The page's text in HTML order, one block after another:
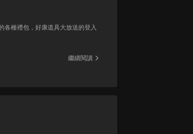
各種禮包，好康道具大放送的登入
繼續閱讀